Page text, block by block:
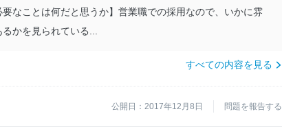
なことは何だと思うか】営業職での採用なので、いかに雰
かを見られている...
すべての内容を見る
公開日：2017年12月8日 問題を報告する